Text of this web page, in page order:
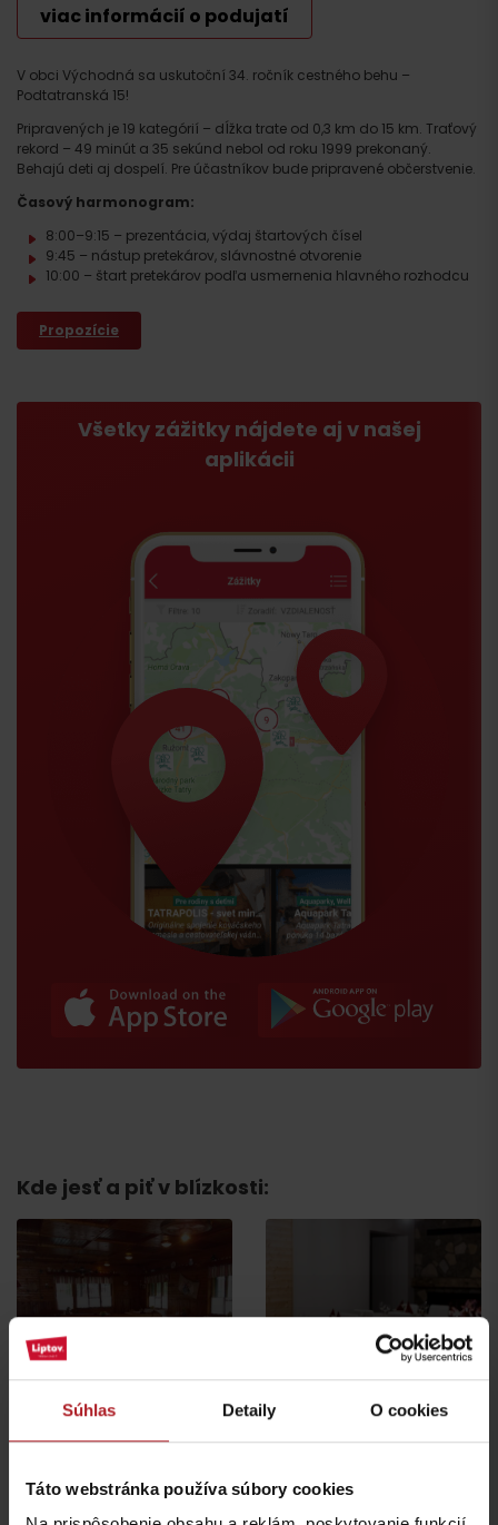
Súhlas Detaily O cookies
Táto webstránka používa súbory cookies
V obci Východná sa uskutoční 34. ročník cestného behu –
Podtatranská 15!
Pripravených je 19 kategórií – dĺžka trate od 0,3 km do 15 km. Traťový
rekord – 49 minút a 35 sekúnd nebol od roku 1999 prekonaný.
Behajú deti aj dospelí. Pre účastníkov bude pripravené občerstvenie.
Časový harmonogram:
8:00–9:15 – prezentácia, výdaj štartových čísel
9:45 – nástup pretekárov, slávnostné otvorenie
10:00 – štart pretekárov podľa usmernenia hlavného rozhodcu
Propozície
Všetky zážitky nájdete aj v našej
aplikácii
viac informácií o podujatí
Kde jesť a piť v blízkosti:
Reštaurácia a kaviareň